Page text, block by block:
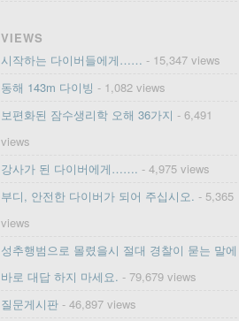
VIEWS
시작하는 다이버들에게…… - 15,347 views
동해 143m 다이빙 - 1,082 views
보편화된 잠수생리학 오해 36가지 - 6,491
views
강사가 된 다이버에게……. - 4,975 views
부디, 안전한 다이버가 되어 주십시오. - 5,365
views
성추행범으로 몰렸을시 절대 경찰이 묻는 말에
바로 대답 하지 마세요. - 79,679 views
질문게시판- 46,897 views